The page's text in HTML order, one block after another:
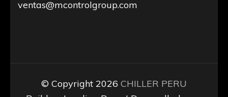
ventas@mcontrolgroup.com
© Copyright 2026 CHILLER PERU